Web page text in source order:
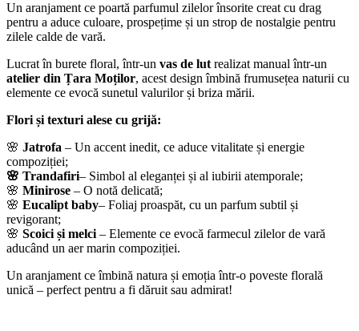
Un aranjament ce poartă parfumul zilelor însorite creat cu drag
pentru a aduce culoare, prospețime și un strop de nostalgie pentru
zilele calde de vară.
Lucrat în burete floral, într-un vas de lut realizat manual într-un
atelier din Țara Moților, acest design îmbină frumusețea naturii cu
elemente ce evocă sunetul valurilor și briza mării.
Flori și texturi alese cu grijă:
🌸 Jatrofa – Un accent inedit, ce aduce vitalitate și energie
compoziției;
🌸 Trandafiri– Simbol al eleganței și al iubirii atemporale;
🌸 Minirose – O notă delicată;
🌸 Eucalipt baby– Foliaj proaspăt, cu un parfum subtil și
revigorant;
🌸 Scoici și melci – Elemente ce evocă farmecul zilelor de vară
aducând un aer marin compoziției.
Un aranjament ce îmbină natura și emoția într-o poveste florală
unică – perfect pentru a fi dăruit sau admirat!